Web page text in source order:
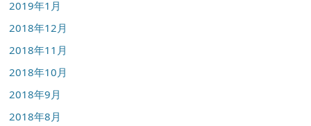
2019年1月
2018年12月
2018年11月
2018年10月
2018年9月
2018年8月